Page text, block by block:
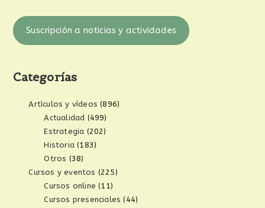
Suscripción a noticias y actividades
Categorías
Artículos y vídeos (896)
Actualidad (499)
Estrategia (202)
Historia (183)
Otros (38)
Cursos y eventos (225)
Cursos online (11)
Cursos presenciales (44)